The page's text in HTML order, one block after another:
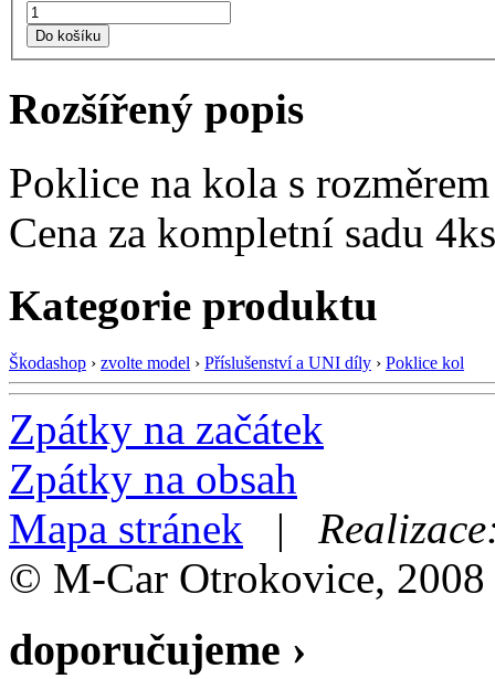
Do košíku
Rozšířený popis
Poklice na kola s
Cena za kompletní sadu
Kategorie produktu
Škodashop › zvolte model › Příslušenství a UNI díly › Poklice kol
Zpátky na začátek
Zpátky na obsah
Mapa stránek |
© M-Car Otrokovice, 2008
doporučujeme ›